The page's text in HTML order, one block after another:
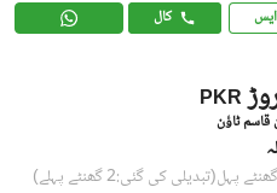
کال
PKR
ٹاؤن
(تبدیلی کی گئی:2 گھنٹے پہلے)